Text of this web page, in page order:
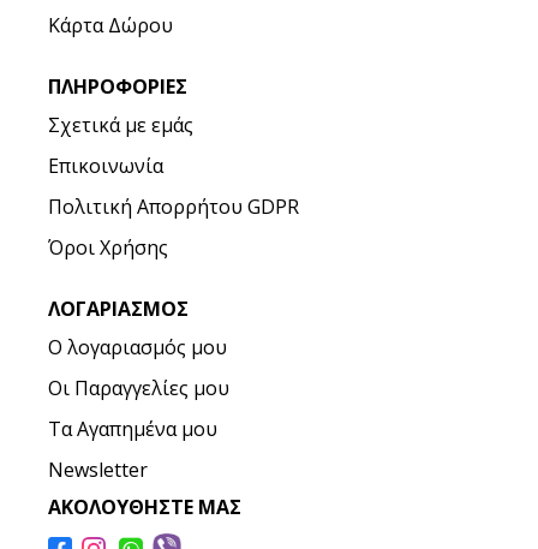
Κάρτα Δώρου
ΠΛΗΡΟΦΟΡΊΕΣ
Σχετικά με εμάς
Επικοινωνία
Πολιτική Απορρήτου GDPR
Όροι Χρήσης
ΛΟΓΑΡΙΑΣΜΌΣ
Ο λογαριασμός μου
Οι Παραγγελίες μου
Τα Αγαπημένα μου
Newsletter
ΑΚΟΛΟΥΘΉΣΤΕ ΜΑΣ